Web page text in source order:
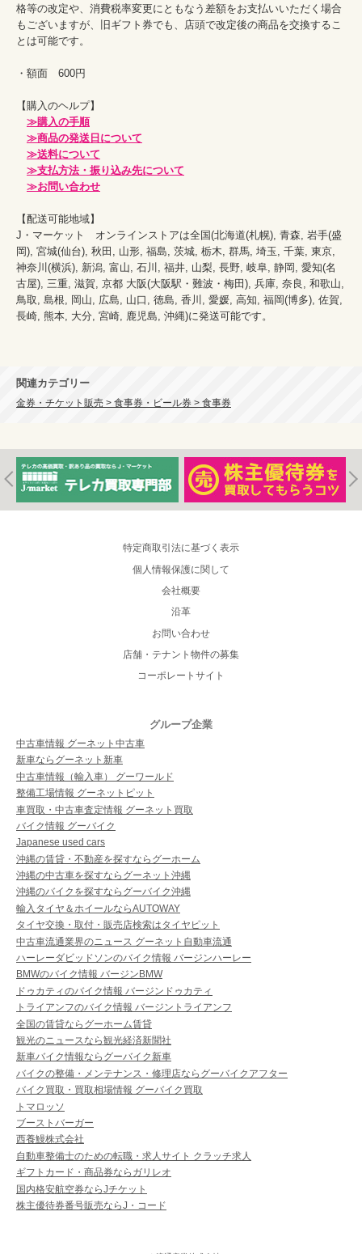
格等の改定や、消費税率変更にともなう差額をお支払いいただく場合
もございますが、旧ギフト券でも、店頭で改定後の商品を交換するこ
とは可能です。
・額面　600円
【購入のヘルプ】
≫購入の手順
≫商品の発送日について
≫送料について
≫支払方法・振り込み先について
≫お問い合わせ
【配送可能地域】
J・マーケット　オンラインストアは全国(北海道(札幌), 青森, 岩手(盛
岡), 宮城(仙台), 秋田, 山形, 福島, 茨城, 栃木, 群馬, 埼玉, 千葉, 東京,
神奈川(横浜), 新潟, 富山, 石川, 福井, 山梨, 長野, 岐阜, 静岡, 愛知(名
古屋), 三重, 滋賀, 京都 大阪(大阪駅・難波・梅田), 兵庫, 奈良, 和歌山,
鳥取, 島根, 岡山, 広島, 山口, 徳島, 香川, 愛媛, 高知, 福岡(博多), 佐賀,
長崎, 熊本, 大分, 宮崎, 鹿児島, 沖縄)に発送可能です。
関連カテゴリー
金券・チケット販売 > 食事券・ビール券 > 食事券
特定商取引法に基づく表示
個人情報保護に関して
会社概要
沿革
お問い合わせ
店舗・テナント物件の募集
コーポレートサイト
グループ企業
中古車情報 グーネット中古車
新車ならグーネット新車
中古車情報（輸入車） グーワールド
整備工場情報 グーネットピット
車買取・中古車査定情報 グーネット買取
バイク情報 グーバイク
Japanese used cars
沖縄の賃貸・不動産を探すならグーホーム
沖縄の中古車を探すならグーネット沖縄
沖縄のバイクを探すならグーバイク沖縄
輸入タイヤ＆ホイールならAUTOWAY
タイヤ交換・取付・販売店検索はタイヤピット
中古車流通業界のニュース グーネット自動車流通
ハーレーダビッドソンのバイク情報 バージンハーレー
BMWのバイク情報 バージンBMW
ドゥカティのバイク情報 バージンドゥカティ
トライアンフのバイク情報 バージントライアンフ
全国の賃貸ならグーホーム賃貸
観光のニュースなら観光経済新聞社
新車バイク情報ならグーバイク新車
バイクの整備・メンテナンス・修理店ならグーバイクアフター
バイク買取・買取相場情報 グーバイク買取
トマロッソ
ブーストバーガー
西養鰻株式会社
自動車整備士のための転職・求人サイト クラッチ求人
ギフトカード・商品券ならガリレオ
国内格安航空券ならJチケット
株主優待券番号販売ならJ・コード